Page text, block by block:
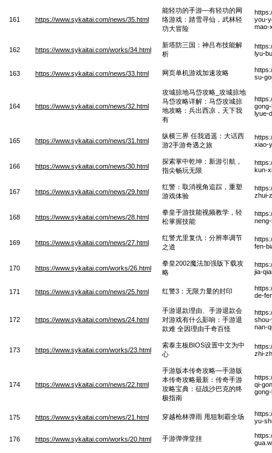
161 https://www.sykaitai.com/news/35.html
能轻功的手游—有轻功的网
络游戏：踏雪寻仙，武林轻
功大冒险
you-
mao-
162 https://www.sykaitai.com/works/34.html
新塔防三国：神吕布技能解
析
lyu-
163 https://www.sykaitai.com/news/33.html 网页单机游戏加速攻略
su-
164 https://www.sykaitai.com/news/32.html
攻城掠地马岱攻略_攻城掠地
马岱攻略详解：马岱攻城掠
地攻略：兵出西凉，天下我
有
lyue-
165 https://www.sykaitai.com/news/31.html
纵横三界 任我逍遥：大话西
游2手游奇遇之旅
xiao-
166 https://www.sykaitai.com/news/30.html
探索掌中乾坤：新游引航，
指尖畅玩无限
kun-
167 https://www.sykaitai.com/news/29.html
红警：取消视角追踪，重塑
游戏体验
zhui-
168 https://www.sykaitai.com/news/28.html
拳皇手游技能视频教学，轻
松掌握技能
169 https://www.sykaitai.com/news/27.html
红警尤里复仇：分辨率调节
之道
fen-
170 https://www.sykaitai.com/works/26.html
拳皇2002魔法加强版下载攻
略
jia-
171 https://www.sykaitai.com/news/25.html 红警3：无限力量的封印
de-
172 https://www.sykaitai.com/news/24.html
手游退款理由、手游退款会
对游戏有什么影响：手游退
款难 全因理由千奇百怪
nan-
173 https://www.sykaitai.com/works/23.html
索泰主板BIOS设置中文为中
心
zhi-
174 https://www.sykaitai.com/news/22.html
手游版本传奇攻略—手游版
本传奇攻略最新：传奇手游
攻略宝典：征战沙巴克的终
极指南
qi-
175 https://www.sykaitai.com/news/21.html 穿越枪林弹雨 甩狙制霸全场
yu-
176 https://www.sykaitai.com/works/20.html 手游弹弹堂挂